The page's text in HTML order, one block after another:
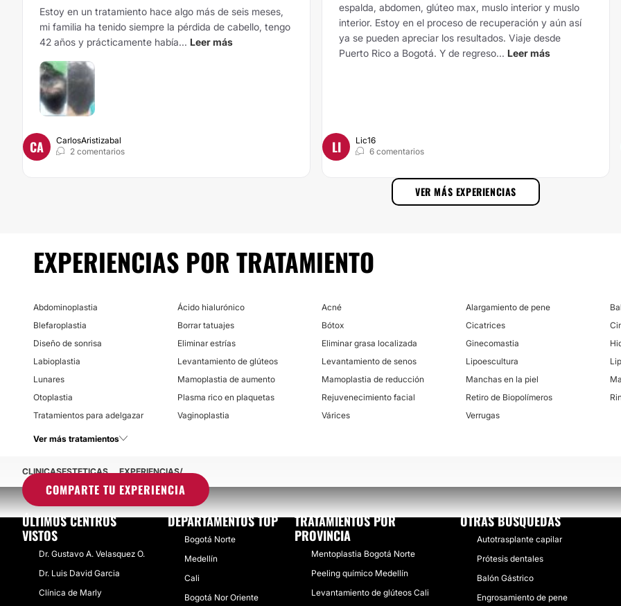
Estoy en un tratamiento hace algo más de seis meses,
mi familia ha tenido siempre la pérdida de cabello, tengo
42 años y prácticamente había... Leer más
CA
CarlosAristizabal
2 comentarios
espalda, abdomen, glúteo max, muslo interior y muslo
interior. Estoy en el proceso de recuperación y aún así
ya se pueden apreciar los resultados. Viaje desde
Puerto Rico a Bogotá. Y de regreso... Leer más
LI
Lic16
6 comentarios
VER MÁS EXPERIENCIAS
EXPERIENCIAS POR TRATAMIENTO
Abdominoplastia Ácido hialurónico Acné Alargamiento de pene
Blefaroplastia
Borrar tatuajes Bótox Cicatrices
Diseño de sonrisa
Eliminar estrías Eliminar grasa localizada Ginecomastia
Labioplastia
Levantamiento de glúteos Levantamiento de senos Lipoescultura
Lunares
Mamoplastia de aumento Mamoplastia de reducción Manchas en la piel
Otoplastia
Plasma rico en plaquetas Rejuvenecimiento facial Retiro de Biopolímeros
Tratamientos para adelgazar
Vaginoplastia Várices Verrugas
Ver más tratamientos
COMPARTE TU EXPERIENCIA
CLINICASESTETICAS EXPERIENCIAS
ÚLTIMOS CENTROS
VISTOS
Dr. Gustavo A. Velasquez O.
Dr. Luis David Garcia
Clínica de Marly
DEPARTAMENTOS TOP
Bogotá Norte
Medellín
Cali
Bogotá Nor Oriente
TRATAMIENTOS POR
PROVINCIA
Mentoplastia Bogotá Norte
Peeling químico Medellín
Levantamiento de glúteos Cali
OTRAS BÚSQUEDAS
Autotrasplante capilar
Prótesis dentales
Balón Gástrico
Engrosamiento de pene